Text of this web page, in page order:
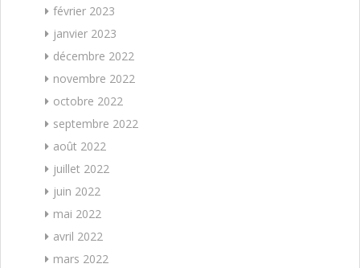
février 2023
janvier 2023
décembre 2022
novembre 2022
octobre 2022
septembre 2022
août 2022
juillet 2022
juin 2022
mai 2022
avril 2022
mars 2022